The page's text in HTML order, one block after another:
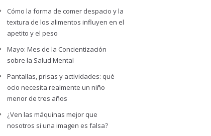
Cómo la forma de comer despacio y la
textura de los alimentos influyen en el
apetito y el peso
Mayo: Mes de la Concientización
sobre la Salud Mental
Pantallas, prisas y actividades: qué
ocio necesita realmente un niño
menor de tres años
¿Ven las máquinas mejor que
nosotros si una imagen es falsa?